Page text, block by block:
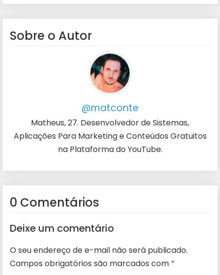
Sobre o Autor
@matconte
Matheus, 27. Desenvolvedor de Sistemas,
Aplicações Para Marketing e Conteúdos Gratuitos
na Plataforma do YouTube.
0 Comentários
Deixe um comentário
O seu endereço de e-mail não será publicado.
Campos obrigatórios são marcados com *